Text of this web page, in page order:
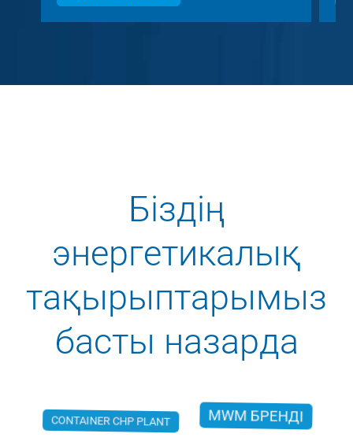
Біздің
энергетикалық
тақырыптарымыз
басты назарда
CONTAINER CHP PLANT MWM БРЕНДІ